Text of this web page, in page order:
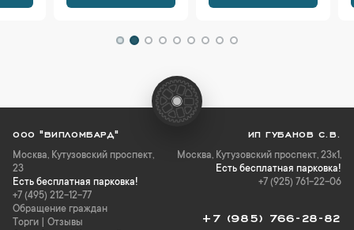
ООО "ВИПЛОМБАРД"
Москва, Кутузовский проспект,
23
Есть бесплатная парковка!
+7 (495) 212-12-77
Обращение граждан
Торги
Отзывы
ИП ГУБАНОВ С.В.
Москва, Кутузовский проспект, 23к1,
Есть бесплатная парковка!
+7 (925) 761-22-06
+7 (985) 766-28-82